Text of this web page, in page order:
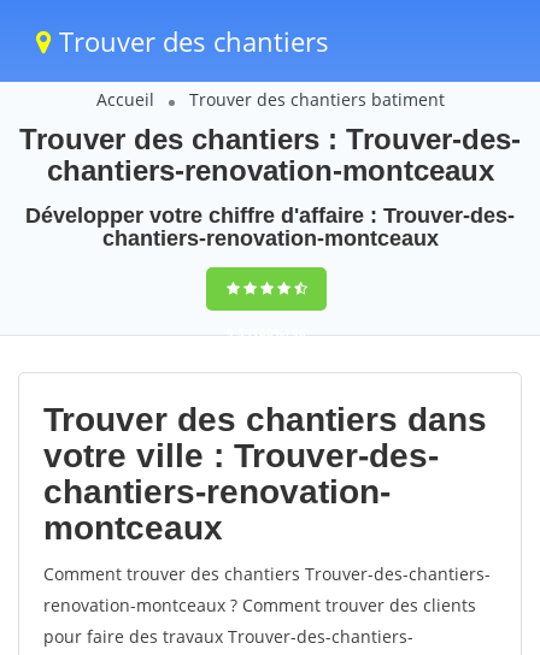
Trouver des chantiers
Accueil Trouver des chantiers batiment
Trouver des chantiers : Trouver-des-
chantiers-renovation-montceaux
Développer votre chiffre d'affaire : Trouver-des-
chantiers-renovation-montceaux
9,5(100%)96
votes
Trouver des chantiers dans
votre ville : Trouver-des-
chantiers-renovation-
montceaux
Comment trouver des chantiers Trouver-des-chantiers-
renovation-montceaux ? Comment trouver des clients
pour faire des travaux Trouver-des-chantiers-